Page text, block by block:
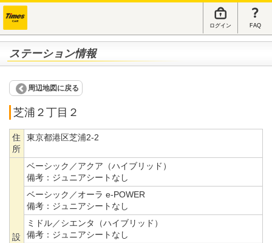
ログイン FAQ
ステーション情報
周辺地図に戻る
芝浦２丁目２
住
所
東京都港区芝浦2-2
設
ベーシック／アクア（ハイブリッド）
備考： ジュニアシートなし
ベーシック／オーラ e-POWER
備考： ジュニアシートなし
ミドル／シエンタ（ハイブリッド）
備考： ジュニアシートなし